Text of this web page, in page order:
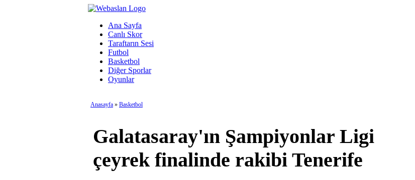
Ana Sayfa
Canlı Skor
Taraftarın Sesi
Futbol
Basketbol
Diğer Sporlar
Oyunlar
Anasayfa » Basketbol
Galatasaray'ın Şampiyonlar Ligi
çeyrek finalinde rakibi Tenerife